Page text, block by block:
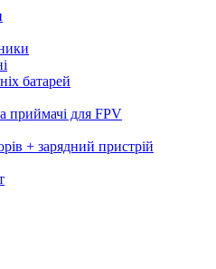
батарей
приймачі для FPV
+ зарядний пристрій